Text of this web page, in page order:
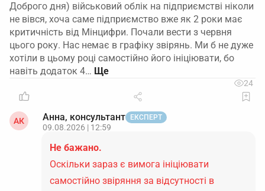
Доброго дня) військовий облік на підприємстві ніколи
не вівся, хоча саме підприємство вже як 2 роки має
критичність від Мінцифри. Почали вести з червня
цього року. Нас немає в графіку звірянь. Ми б не дуже
хотіли в цьому році самостійно його ініціювати, бо
навіть додаток 4…
24
АК Анна, консультант ЕКСПЕРТ
09.08.2026 | 12:59
Не бажано.
Оскільки зараз є вимога ініціювати
самостійно звіряння за відсутності в